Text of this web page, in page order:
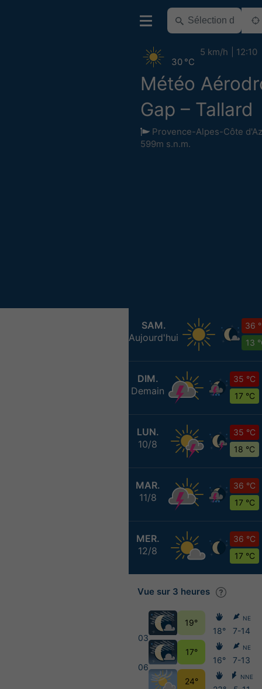
Météo
Gap – Tallard
Provence-Alpes-Côte
599m s.n.m.
30 °C
5 km/h 12:10
SAM.
Aujourd'hui
36
13
DIM.
Demain
35 °C
17 °C
LUN.
10/8
35 °C
18 °C
MAR.
11/8
36 °C
17 °C
MER.
12/8
36 °C
17 °C
Vue sur 3 heures
03
06
19°
17°
24°
18°
16°
NE
7-14
NE
7-13
NNE